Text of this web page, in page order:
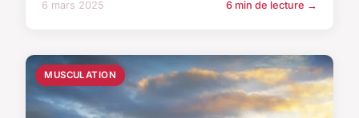
6 mars 2025 6 min de lecture →
MUSCULATION